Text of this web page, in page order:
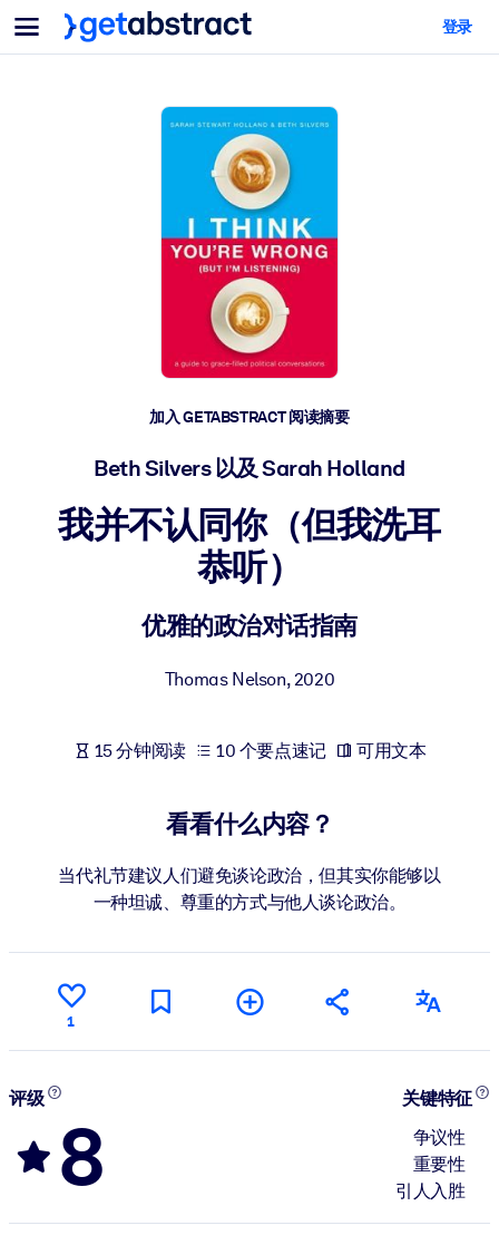
菜单
面向团队与管理者
为您的员工配备关键的人工智能技能。
帮助您的管理者为未来的工作时代做好准备。
让团队更轻松地共同学习、解决实际问题并更快采取行动。
培养您的员工应对未来挑战所需的技能。
按系统
面向 LMS/LXP
将简短且经过验证的知识引入您的 LMS/LXP，以获得更强的学习效
用值得信赖且即插即用的商业知识丰富您的企业图书馆。
面向人工智能系统
登录
加入 GETABSTRACT 阅读摘要
Beth Silvers 以及 Sarah Holland
我并不认同你（但我洗耳
恭听）
优雅的政治对话指南
Thomas Nelson,2020
15 分钟阅读 10 个要点速记 可用文本
看看什么内容？
当代礼节建议人们避免谈论政治，但其实你能够以
一种坦诚、尊重的方式与他人谈论政治。
1
评级
8
关键特征
争议性
重要性
引人入胜